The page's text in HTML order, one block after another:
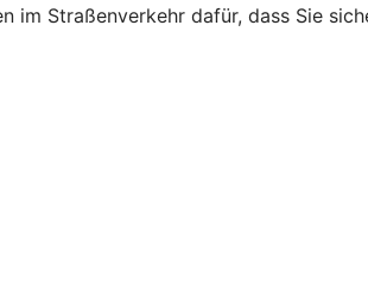
Straßenverkehr dafür, dass Sie